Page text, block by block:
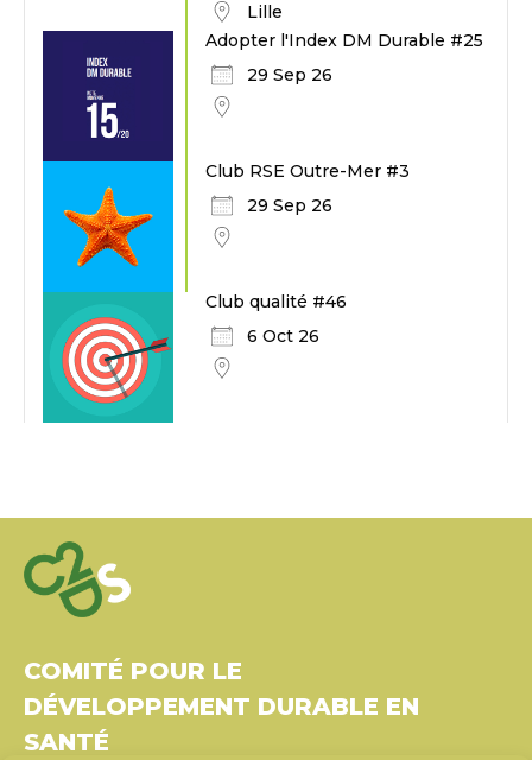
Lille
Adopter l'Index DM Durable #25
29 Sep 26
Club RSE Outre-Mer #3
29 Sep 26
Club qualité #46
6 Oct 26
COMITÉ POUR LE
DÉVELOPPEMENT DURABLE EN
SANTÉ